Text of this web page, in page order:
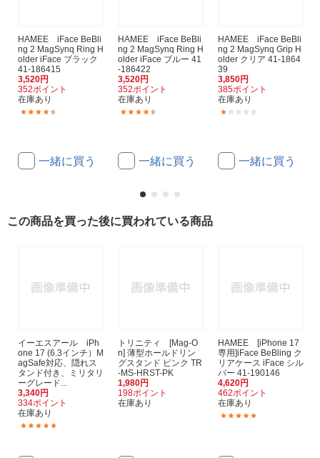
HAMEE iFace BeBli
ng 2 MagSynq Ring H
older iFace ブラック
41-186415
3,520円
352ポイント
在庫あり
一緒に買う
HAMEE iFace BeBli
ng 2 MagSynq Ring H
older iFace ブルー 41
-186422
3,520円
352ポイント
在庫あり
一緒に買う
HAMEE iFace BeBli
ng 2 MagSynq Grip H
older クリア 41-1864
39
3,850円
385ポイント
在庫あり
一緒に買う
この商品を買った後に買われている商品
イーエスアール iPh
one 17 (6.3インチ）M
agSafe対応、隠れス
タンド付き、ミリタリ
ーグレード...
3,340円
334ポイント
在庫あり
トリニティ [Mag-O
n] 薄型ホールドリン
グスタンド ピンク TR
-MS-HRST-PK
1,980円
198ポイント
在庫あり
HAMEE [iPhone 17
専用]iFace BeBling ク
リアケース iFace シル
バー 41-190146
4,620円
462ポイント
在庫あり